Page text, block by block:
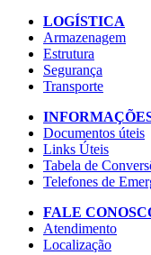
LOGÍSTICA
Armazenagem
Estrutura
Segurança
Transporte
Documentos úteis
Links Úteis
Tabela de
Telefones de
FALE
Atendimento
Localização